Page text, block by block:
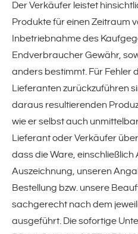
Lantech
Atlanta
Zubehör
Kontakt
Der Verkäufer leistet
Produkte für einen Zeitraum
Inbetriebnahme des
Endverbraucher Gewähr,
anders bestimmt. Für Fehler
Lieferanten zurückzuführen
daraus resultierenden
wie er selbst auch
Lieferant oder Verkäufer
dass die Ware,
Auszeichnung, unseren
Bestellung bzw. unsere
sachgerecht nach dem
ausgeführt. Die sofortige